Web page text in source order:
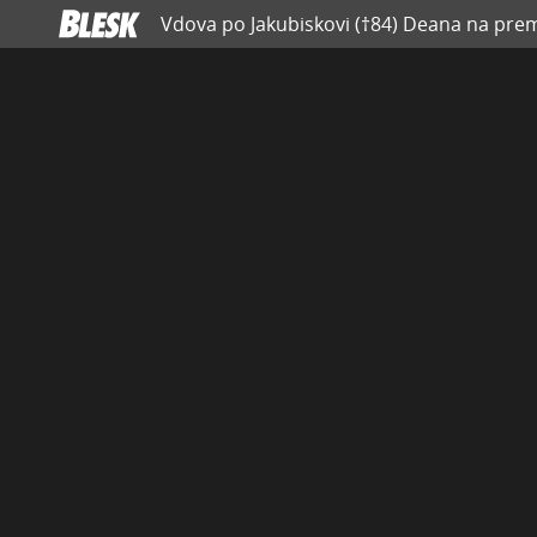
Vdova po Jakubiskovi (†84) Deana na